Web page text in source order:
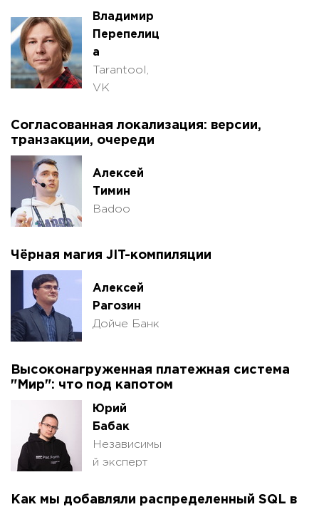
Владимир
Перепелиц
а
Tarantool,
VK
Согласованная локализация: версии,
транзакции, очереди
Алексей
Тимин
Badoo
Чёрная магия JIT-компиляции
Алексей
Рагозин
Дойче Банк
Высоконагруженная платежная система
"Мир": что под капотом
Юрий
Бабак
Независимы
й эксперт
Как мы добавляли распределенный SQL в